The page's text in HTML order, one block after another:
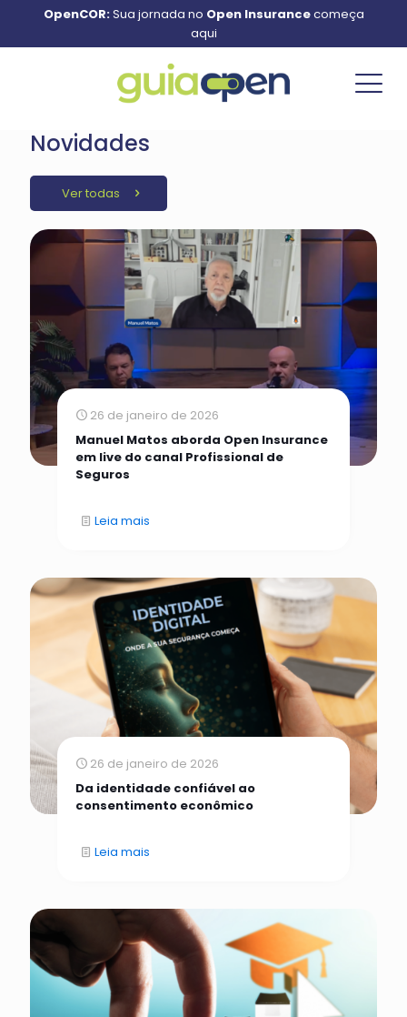
OpenCOR:Sua jornada no Open Insurancecomeça
aqui
Novidades
Ver todas
26 de janeiro de 2026
Manuel Matos aborda Open Insurance
em live do canal Profissional de
Seguros
Leia mais
26 de janeiro de 2026
Da identidade confiável ao
consentimento econômico
Leia mais